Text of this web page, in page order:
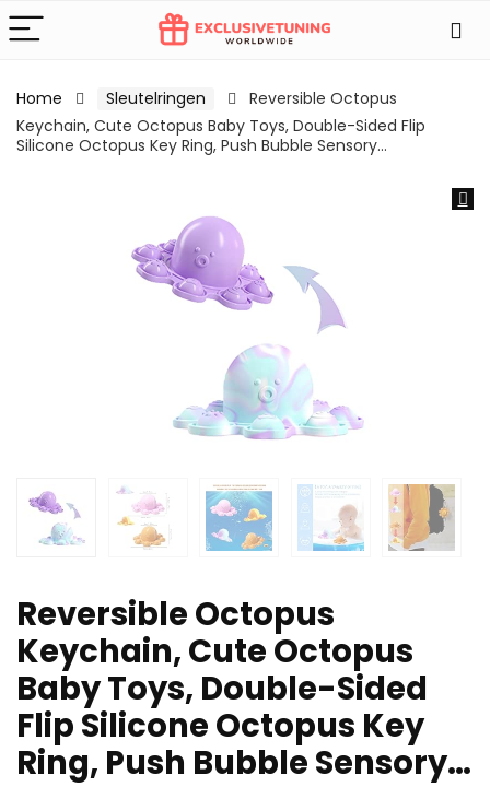
Home Sleutelringen
Reversible Octopus
Keychain, Cute Octopus Baby Toys, Double-Sided Flip
Silicone Octopus Key Ring, Push Bubble Sensory…
Reversible Octopus
Keychain, Cute Octopus
Baby Toys, Double-Sided
Flip Silicone Octopus Key
Ring, Push Bubble Sensory…